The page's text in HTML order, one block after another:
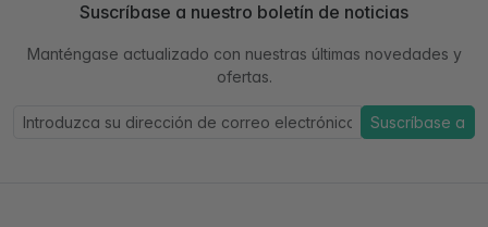
Suscríbase a nuestro boletín de noticias
Manténgase actualizado con nuestras últimas novedades y
ofertas.
Suscríbase a